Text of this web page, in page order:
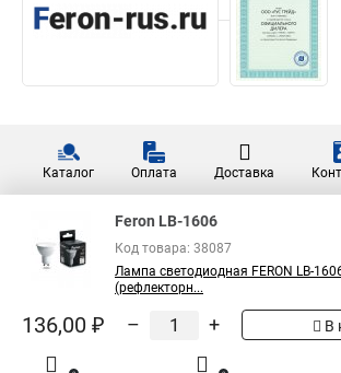
Каталог Оплата Доставка
Feron LB-1606
Код товара: 38087
Лампа светодиодная FERON LB-
(рефлекторн...
136,00 ₽ – + В